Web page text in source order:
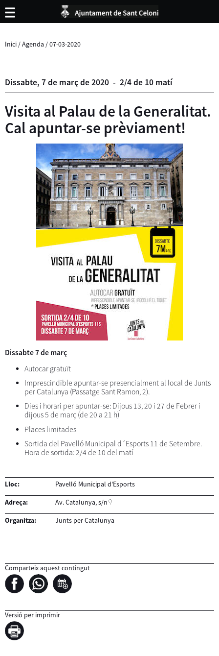
Inici /Agenda /07-03-2020
Dissabte, 7de marçde2020 - 2/4 de 10 matí
Visita al Palau de la Generalitat.
Cal apuntar-se prèviament!
Dissabte 7 de març
Autocar gratuït
Imprescindible apuntar-se presencialment al local de Junts
per Catalunya (Passatge Sant Ramon, 2).
Dies i horari per apuntar-se: Dijous 13, 20 i 27 de Febrer i
dijous 5 de març (de 20 a 21 h)
Places limitades
Sortida del Pavelló Municipal d´Esports 11 de Setembre.
Hora de sortida: 2/4 de 10 del matí
Lloc: Pavelló Municipal d'Esports
Adreça: Av. Catalunya, s/n
Organitza: Junts per Catalunya
Comparteix aquest contingut
Versió per imprimir